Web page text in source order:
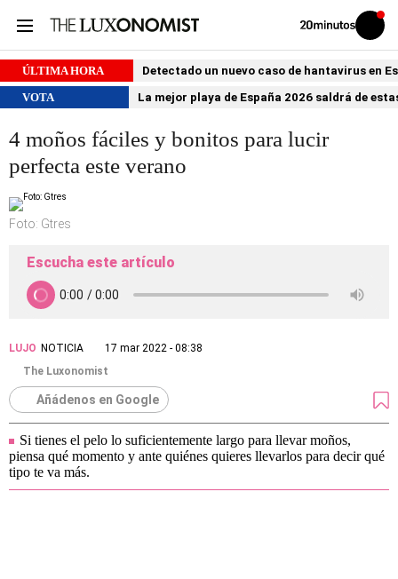
Volver
Iniciar
sesión
ÚLTIMA HORA
Detectado un nuevo caso de hantavirus en
VOTA
La mejor playa de España 2026 saldrá de
4 moños fáciles y bonitos para lucir
perfecta este verano
Foto: Gtres
Escucha este artículo
LUJO NOTICIA
17 mar 2022 - 08:38
The Luxonomist
Añádenos en Google
Si tienes el pelo lo suficientemente largo para llevar moños,
piensa qué momento y ante quiénes quieres llevarlos para decir qué
tipo te va más.